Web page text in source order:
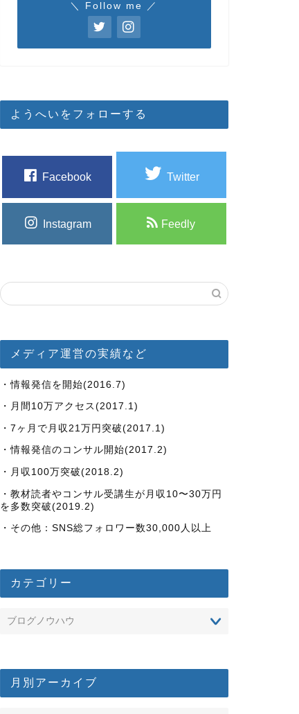
＼ Follow me ／
ようへいをフォローする
Facebook Twitter
Instagram Feedly
メディア運営の実績など
・情報発信を開始(2016.7)
・月間10万アクセス(2017.1)
・7ヶ月で月収21万円突破(2017.1)
・情報発信のコンサル開始(2017.2)
・月収100万突破(2018.2)
・教材読者やコンサル受講生が月収10〜30万円
を多数突破(2019.2)
・その他：SNS総フォロワー数30,000人以上
カテゴリー
月別アーカイブ